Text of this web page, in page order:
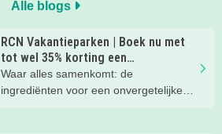
Alle blogs
RCN Vakantieparken | Boek nu met
tot wel 35% korting een
zomervakantie!
Waar alles samenkomt: de
ingrediënten voor een onvergetelijke